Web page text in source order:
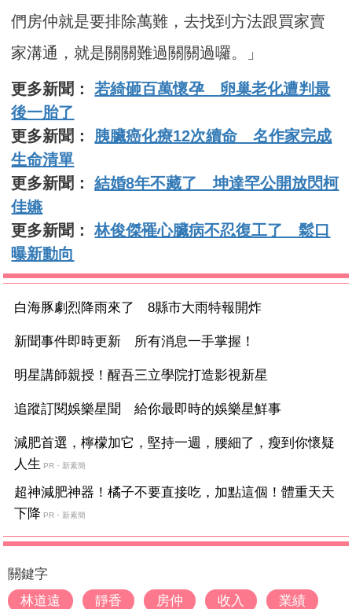
們房仲就是要排除萬難，去找到方法跟買家賣
家溝通，就是關關難過關關過囉。」
更多新聞：若綺砸百萬懷孕 卵巢老化遭判最
後一胎了
更多新聞： 胰臟癌化療12次續命 名作家完成
生命清單
更多新聞：結婚8年不藏了 坤達罕公開放閃柯
佳嬿
更多新聞：林俊傑罹心臟病不忍復工了 鬆口
曝新動向
白海豚劇烈降雨來了 8縣市大雨特報開炸
新聞事件即時更新 所有消息一手掌握！
明星講師親授！醒吾三立學院打造影視新星
追蹤訂閱娛樂星聞 給你最即時的娛樂星鮮事
減肥首選，檸檬加它，堅持一週，腰細了，瘦到你懷疑
人生 PR・新素簡
超神減肥神器！橘子不要直接吃，加點這個！體重天天
下降 PR・新素簡
關鍵字
林道遠
靜香 房仲 收入 業績